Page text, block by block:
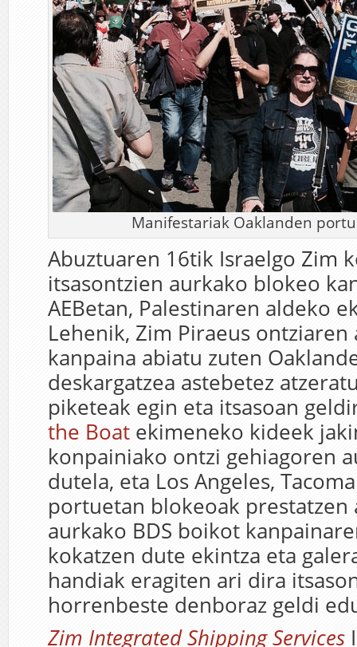
Manifestariak Oaklanden
Abuztuaren 16tik Israelgo Zim
itsasontzien aurkako blokeo
AEBetan, Palestinaren aldeko
Lehenik, Zim Piraeus
kanpaina abiatu zuten
deskargatzea astebetez
piketeak egin eta itsasoan
the Boat ekimeneko kideek
konpainiako ontzi gehiagoren
dutela, eta Los Angeles,
portuetan blokeoak prestatzen
aurkako BDS boikot
kokatzen dute ekintza eta
handiak eragiten ari dira
horrenbeste denboraz geldi
Zim Integrated Shipping Services